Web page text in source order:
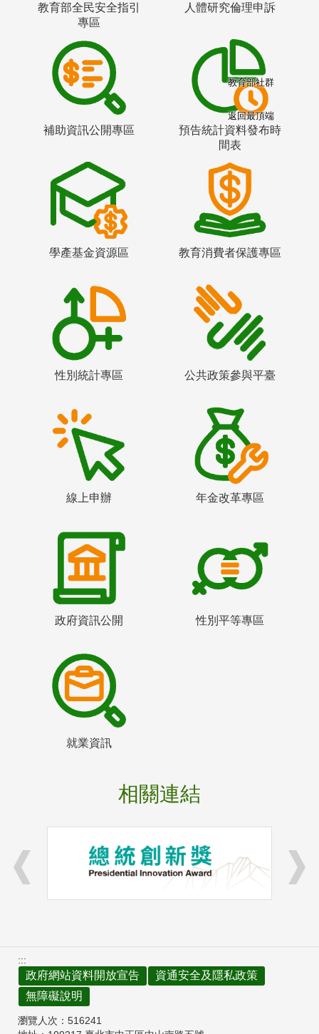
教育部全民安全指引
專區
人體研究倫理申訴
補助資訊公開專區
預告統計資料發布時
間表
學產基金資源區 教育消費者保護專區
性別統計專區 公共政策參與平臺
線上申辦 年金改革專區
政府資訊公開 性別平等專區
就業資訊
相關連結
教育部社群
返回最頂端
:::
政府網站資料開放宣告
資通安全及隱私政策
無障礙說明
瀏覽人次： 516241